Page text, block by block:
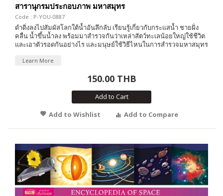
สารานุกรมประกอบภาพ มหาสมุทร
Code : P-YOU-0887
ดำดิ่งลงไปสัมผัสโลกใต้น้ำอันลึกลับ เรียนรู้เกี่ยวกับกระเเสน้ำ ชายฝั่ง
คลื่น น้ำขึ้นน้ำลง พร้อมมาสำรวจกันว่าเหล่าสัตว์ทะเลน้อยใหญ่ใช้ชีวิต
และเอาตัวรอดกันอย่างไร และมนุษย์ใช้วิธีไหนในการสำรวจมหาสมุทร
Learn More
150.00 THB
Add to Cart
Add to Wishlist
Add to Compare